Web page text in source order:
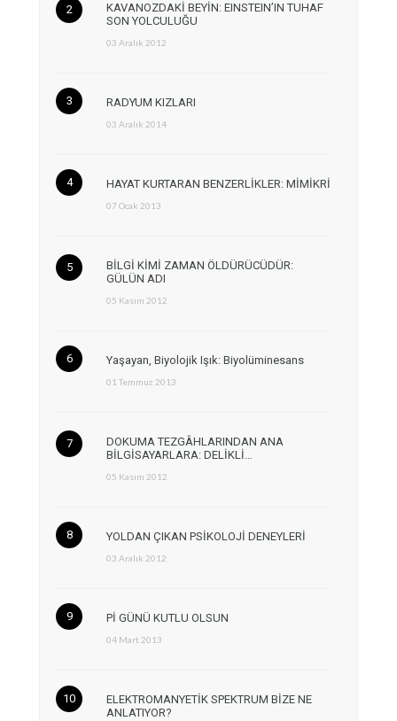
KAVANOZDAKİ BEYİN: EINSTEIN’IN TUHAF
SON YOLCULUĞU
03 Aralık 2012
RADYUM KIZLARI
03 Aralık 2014
HAYAT KURTARAN BENZERLİKLER: MİMİKRİ
07 Ocak 2013
BİLGİ KİMİ ZAMAN ÖLDÜRÜCÜDÜR:
GÜLÜN ADI
05 Kasım 2012
Yaşayan, Biyolojik Işık: Biyolüminesans
01 Temmuz 2013
DOKUMA TEZGÂHLARINDAN ANA
BİLGİSAYARLARA: DELİKLİ…
05 Kasım 2012
YOLDAN ÇIKAN PSİKOLOJİ DENEYLERİ
03 Aralık 2012
Pİ GÜNÜ KUTLU OLSUN
04 Mart 2013
ELEKTROMANYETİK SPEKTRUM BİZE NE
ANLATIYOR?